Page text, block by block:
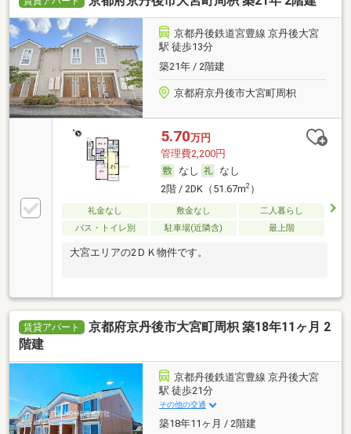
京都丹後鉄道宮豊線 京丹後大宮
駅 徒歩13分
築21年 / 2階建
京都府京丹後市大宮町周枳
5.70万円
管理費2,200円
なし
なし
2階 / 2DK（51.67m2）
礼金なし 敷金なし
二人暮らし
バス・トイレ別
駐車場(近隣含) 最上階
大宮エリアの2ＤＫ物件です。
賃貸アパート
京都府京丹後市大宮町周枳 築18年11ヶ月 2
階建
京都丹後鉄道宮豊線 京丹後大宮
駅 徒歩21分
その他の交通
築18年11ヶ月 / 2階建